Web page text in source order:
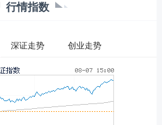
行情指数
深证走势 创业走势